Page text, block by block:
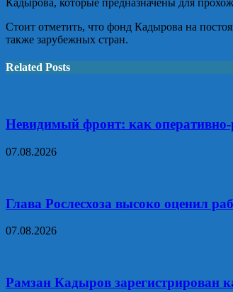
Стоит отметить, что фонд Кадырова на
также зарубежных стран.
Related Posts
Невидимый фронт: как
07.08.2026
Глава Рослесхоза высоко оценил
07.08.2026
Рамзан Кадыров зарегистрирован